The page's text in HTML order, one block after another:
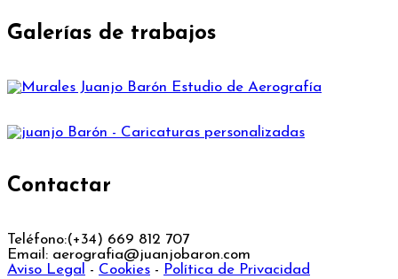
Galerías de trabajos
Contactar
Teléfono:(+34) 669 812 707
Email: aerografia@juanjobaron.com
Aviso Legal - Cookies - Política de Privacidad